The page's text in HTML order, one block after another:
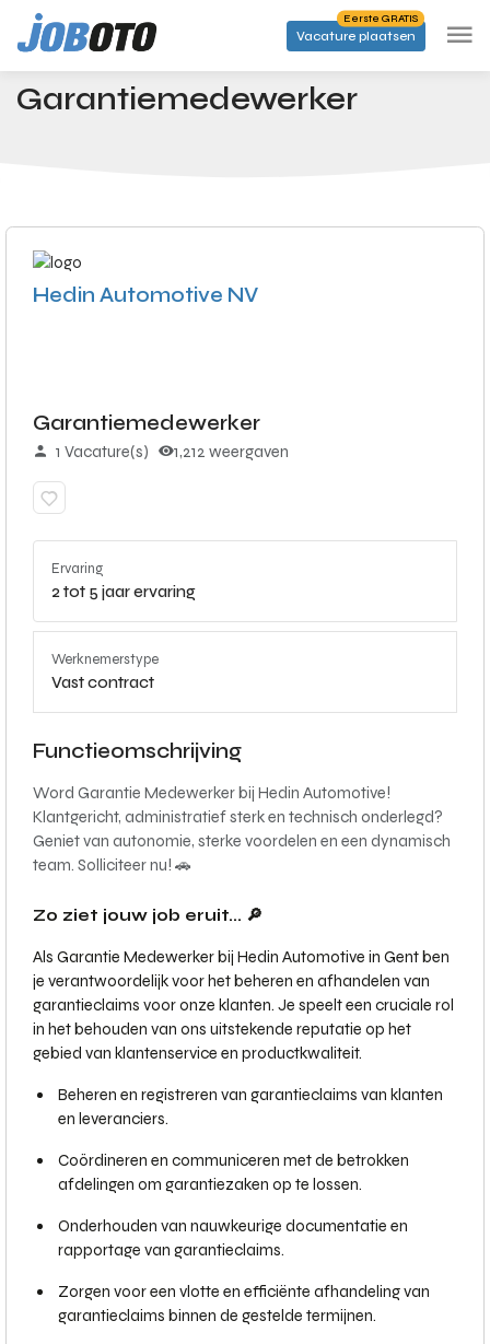
Skip to main content
Vacature plaatsen
Eerste GRATIS
Startpagina Banen Garantiemedewerker
Garantiemedewerker
Hedin Automotive NV
Garantiemedewerker
1 Vacature(s) 1,212 weergaven
Ervaring
2 tot 5 jaar ervaring
Werknemerstype
Vast contract
Functieomschrijving
Word Garantie Medewerker bij Hedin Automotive!
Klantgericht, administratief sterk en technisch onderlegd?
Geniet van autonomie, sterke voordelen en een dynamisch
team. Solliciteer nu! 🚗
Zo ziet jouw job eruit... 🔎
Als Garantie Medewerker bij Hedin Automotive in Gent ben
je verantwoordelijk voor het beheren en afhandelen van
garantieclaims voor onze klanten. Je speelt een cruciale rol
in het behouden van ons uitstekende reputatie op het
gebied van klantenservice en productkwaliteit.
Beheren en registreren van garantieclaims van klanten
en leveranciers.
Coördineren en communiceren met de betrokken
afdelingen om garantiezaken op te lossen.
Onderhouden van nauwkeurige documentatie en
rapportage van garantieclaims.
Zorgen voor een vlotte en efficiënte afhandeling van
garantieclaims binnen de gestelde termijnen.